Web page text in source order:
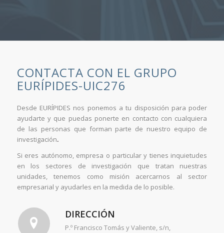
CONTACTA CON EL GRUPO
EURÍPIDES-UIC276
Desde EURÍPIDES nos ponemos a tu disposición para poder
ayudarte y que puedas ponerte en contacto con cualquiera
de las personas que forman parte de nuestro equipo de
investigación.
Si eres autónomo, empresa o particular y tienes inquietudes
en los sectores de investigación que tratan nuestras
unidades, tenemos como misión acercarnos al sector
empresarial y ayudarles en la medida de lo posible.
DIRECCIÓN
P.º Francisco Tomás y Valiente, s/n,